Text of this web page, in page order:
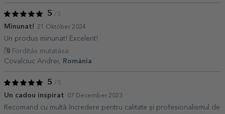
5 / 5
Minunat! 21 Október 2024
Un produs minunat! Excelent!
Fordítás mutatása
Covalciuc Andrei,
Románia
5 / 5
Un cadou inspirat 07 December 2023
Recomand cu multă încredere pentru calitate și profesionalismul de